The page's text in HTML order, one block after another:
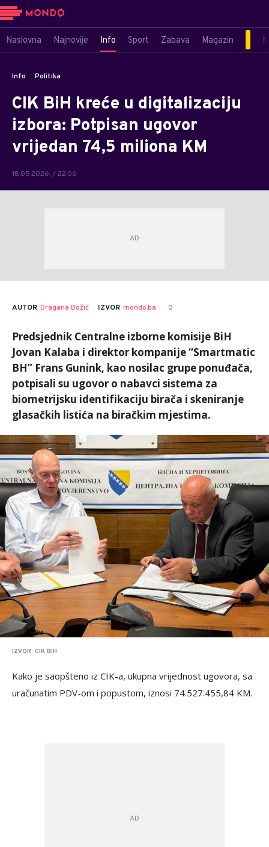
Naslovna Najnovije Info Sport Zabava Magazin
Info Politika
CIK BiH kreće u digitalizaciju
izbora: Potpisan ugovor
vrijedan 74,5 miliona KM
18.05.2026. / 22:06
AUTOR Dragana Božić IZVOR mondo.ba 0
Predsjednik Centralne izborne komisije BiH
Jovan Kalaba i direktor kompanije “Smartmatic
BH” Frans Gunink, kao nosilac grupe ponuđača,
potpisali su ugovor o nabavci sistema za
biometrijsku identifikaciju birača i skeniranje
glasačkih listića na biračkim mjestima.
IZVOR: CIK BIH
Kako je saopšteno iz CIK-a, ukupna vrijednost ugovora, sa
uračunatim PDV-om i popustom, iznosi 74.527.455,84 KM.